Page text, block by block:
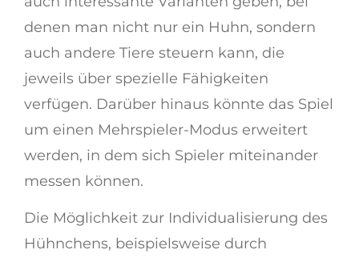
denen man nicht nur ein Huhn, sondern
auch andere Tiere steuern kann, die
jeweils über spezielle Fähigkeiten
verfügen. Darüber hinaus könnte das Spiel
um einen Mehrspieler-Modus erweitert
werden, in dem sich Spieler miteinander
messen können.
Die Möglichkeit zur Individualisierung des
Hühnchens, beispielsweise durch